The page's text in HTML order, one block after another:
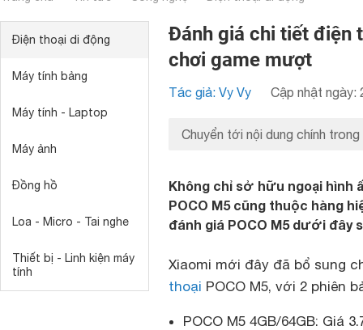
Điện thoại di động
Máy tính bảng
Máy tính - Laptop
Máy ảnh
Đồng hồ
Loa - Micro - Tai nghe
Thiết bị - Linh kiện máy
tính
Đánh giá chi tiết điện
chơi game mượt
Tác giả: Vy Vy Cập nhật ngày:
Chuyển tới nội dung chính trong
Không chỉ sở hữu ngoại hình
POCO M5 cũng thuộc hàng
đánh giá POCO M5 dưới đây
Xiaomi mới đây đã bổ sung
thoại POCO M5, với 2 phiên
POCO M5 4GB/64GB: Giá